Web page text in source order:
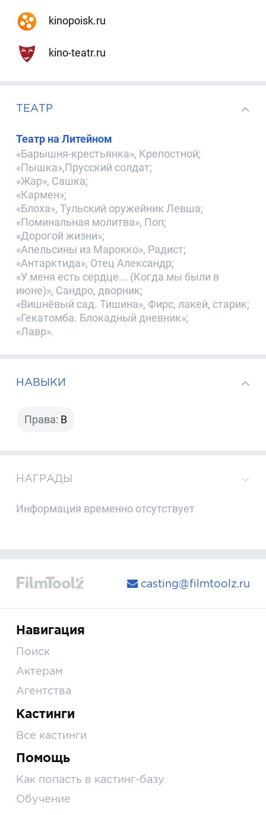
kinopoisk.ru
kino-teatr.ru
ТЕАТР
Театр на Литейном
«Барышня-крестьянка», Крепостной;
«Пышка»,Прусский солдат;
«Жар», Сашка;
«Кармен»;
«Блоха», Тульский оружейник Левша;
«Поминальная молитва», Поп;
«Дорогой жизни»;
«Апельсины из Марокко», Радист;
«Антарктида», Отец Александр;
«У меня есть сердце... (Когда мы были в
июне)», Сандро, дворник;
«Вишнёвый сад. Тишина», Фирс, лакей, старик;
«Гекатомба. Блокадный дневник»;
«Лавр».
НАВЫКИ
Права: B
НАГРАДЫ
Информация временно отсутствует
casting@filmtoolz.ru
Навигация
Поиск
Актерам
Агентства
Кастинги
Все кастинги
Помощь
Как попасть в кастинг-базу
Обучение